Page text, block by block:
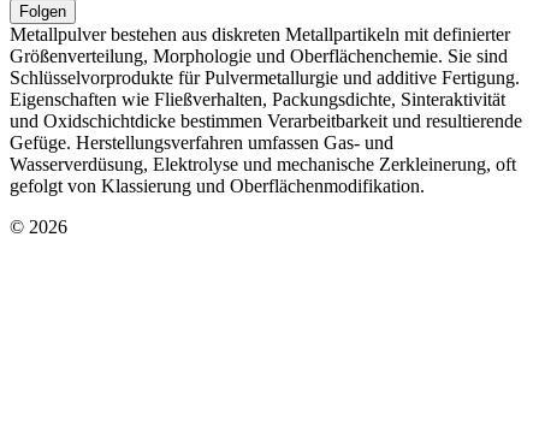
Folgen
Metallpulver bestehen aus diskreten Metallpartikeln mit definierter
Größenverteilung, Morphologie und Oberflächenchemie. Sie sind
Schlüsselvorprodukte für Pulvermetallurgie und additive Fertigung.
Eigenschaften wie Fließverhalten, Packungsdichte, Sinteraktivität
und Oxidschichtdicke bestimmen Verarbeitbarkeit und resultierende
Gefüge. Herstellungsverfahren umfassen Gas- und
Wasserverdüsung, Elektrolyse und mechanische Zerkleinerung, oft
gefolgt von Klassierung und Oberflächenmodifikation.
© 2026